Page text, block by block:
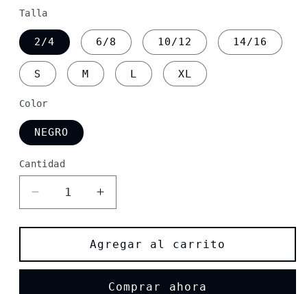
Talla
2/4 6/8 10/12 14/16
S M L XL
Color
NEGRO
Cantidad
Cantidad
Reducir
cantidad
para
Camiseta
Black
Clover
Aumentar
cantidad
para
Camiseta
Black
Clover
Agregar al carrito
Comprar ahora